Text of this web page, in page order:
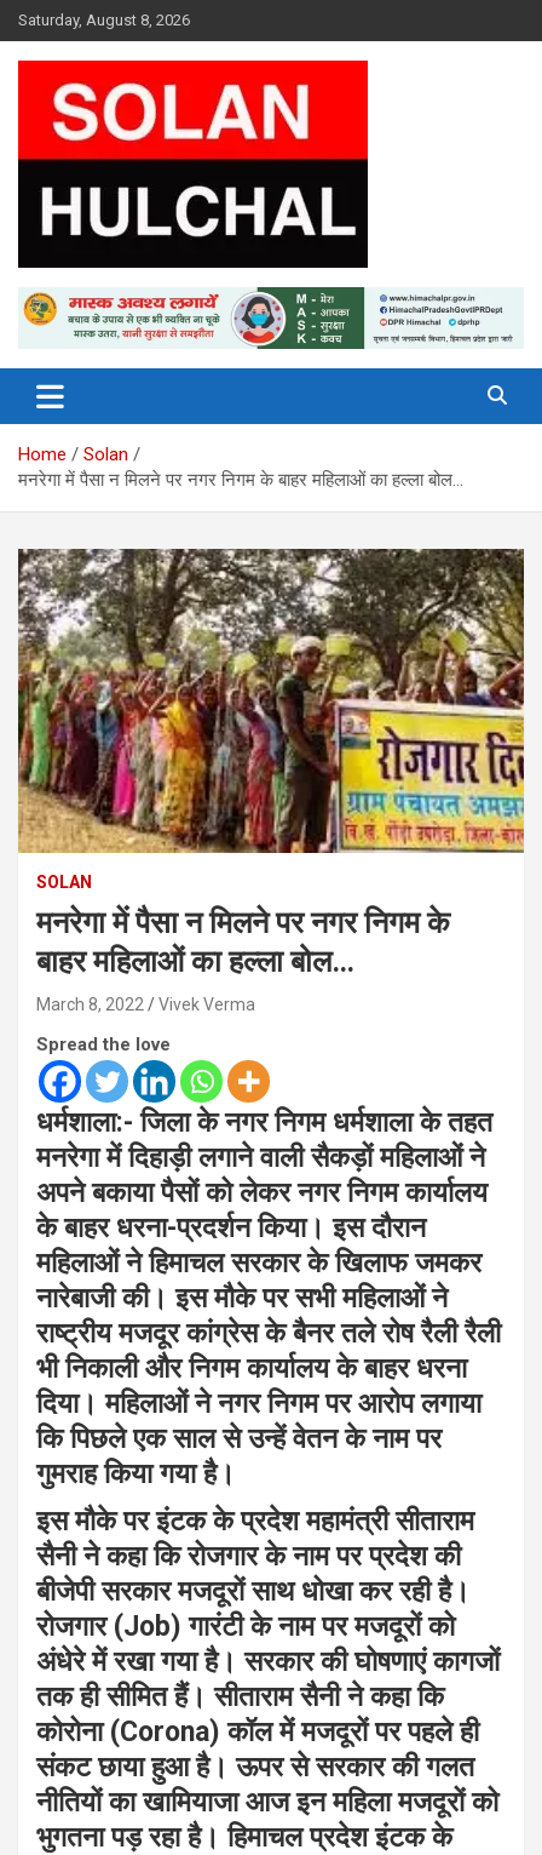
Skip
to
content
Saturday, August 8, 2026
Solan Hulchal
Home
Solan
मनरेगा में पैसा न मिलने पर नगर निगम के बाहर महिलाओं का हल्ला बोल…
SOLAN
मनरेगा में पैसा न मिलने पर नगर निगम के
बाहर महिलाओं का हल्ला बोल…
March 8, 2022 Vivek Verma
Spread the love
धर्मशाला:- जिला के नगर निगम धर्मशाला के तहत
मनरेगा में दिहाड़ी लगाने वाली सैकड़ों महिलाओं ने
अपने बकाया पैसों को लेकर नगर निगम कार्यालय
के बाहर धरना-प्रदर्शन किया। इस दौरान
महिलाओं ने हिमाचल सरकार के खिलाफ जमकर
नारेबाजी की। इस मौके पर सभी महिलाओं ने
राष्ट्रीय मजदूर कांग्रेस के बैनर तले रोष रैली रैली
भी निकाली और निगम कार्यालय के बाहर धरना
दिया। महिलाओं ने नगर निगम पर आरोप लगाया
कि पिछले एक साल से उन्हें वेतन के नाम पर
गुमराह किया गया है।
इस मौके पर इंटक के प्रदेश महामंत्री सीताराम
सैनी ने कहा कि रोजगार के नाम पर प्रदेश की
बीजेपी सरकार मजदूरों साथ धोखा कर रही है।
रोजगार (Job) गारंटी के नाम पर मजदूरों को
अंधेरे में रखा गया है। सरकार की घोषणाएं कागजों
तक ही सीमित हैं। सीताराम सैनी ने कहा कि
कोरोना (Corona) कॉल में मजदूरों पर पहले ही
संकट छाया हुआ है। ऊपर से सरकार की गलत
नीतियों का खामियाजा आज इन महिला मजदूरों को
भुगतना पड़ रहा है। हिमाचल प्रदेश इंटक के